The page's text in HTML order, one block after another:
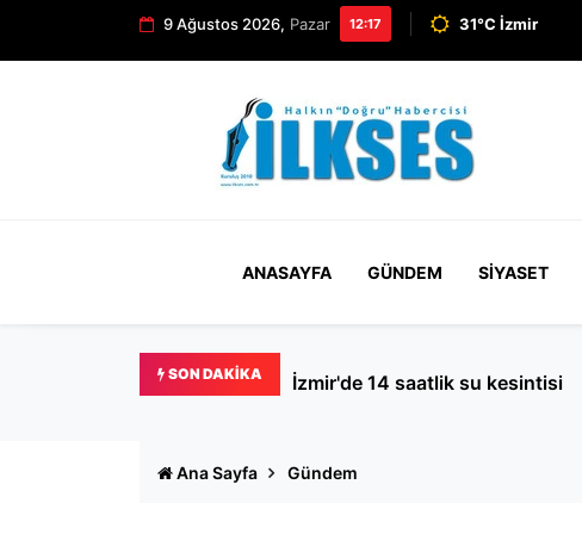
9 Ağustos 2026, Pazar 12:17 31°C İzmir
ANASAYFA GÜNDEM SIYASET
SON DAKIKA İzmir'de 14 saatlik su kesintisi
Ana Sayfa Gündem